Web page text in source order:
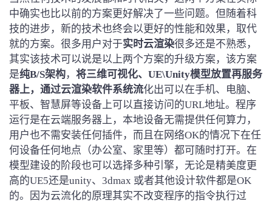
中确实也比以前的方案更好解决了一些问题。但随着科
技的进步，新的技术也终会以更好的性能和效果，取代
就的方案。很多用户对于实时云渲染很多还是不熟悉，
其实该技术可以说是以上两个方案的升级方案，该方案
是纯B/S架构， 将三维可视化、UE\Unity模型放置再服务
器上，通过云渲染软件系统流化出可以在手机、电脑、
平板、智慧屏等设备上可以直接访问的URL地址。程序
运行是在云端服务器上，本地设备无需提供任何算力，
用户也不需安装任何插件，而且在网络OK的情况下在任
何设备任何地点（办公室、家里等）都可随时打开。在
模型建设的阶段也可以选择多种引擎，无论是精美度更
高的UE5还是unity、3dmax 或者其他设计软件都是OK
的。因为云流化的原理其实不改变程序的指令执行过